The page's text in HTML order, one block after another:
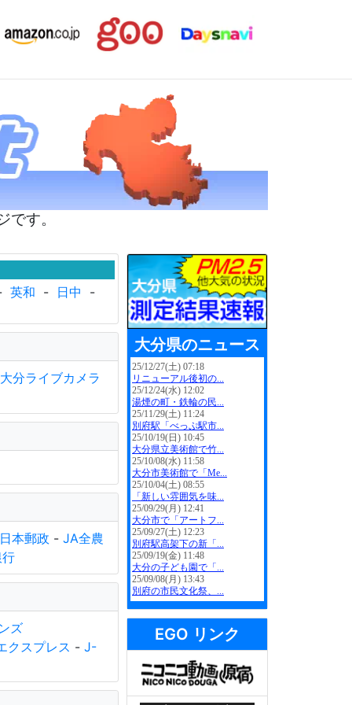
す。
英和 - 日中 -
大分ライブカメラ
日本郵政 - JA全農
ズ
クスプレス - J-
大分県のニュース
EGO リンク